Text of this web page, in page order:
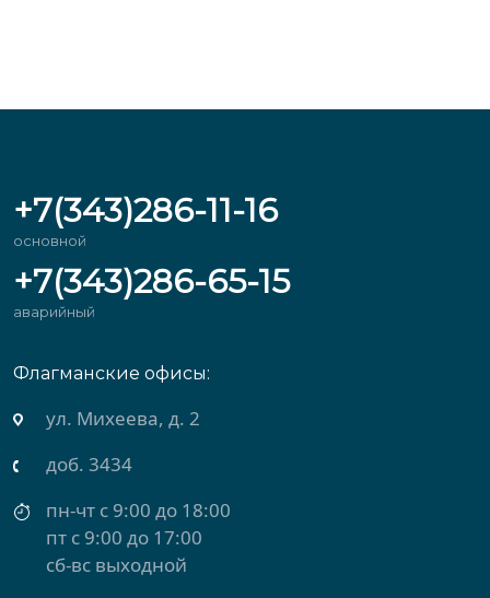
+7(343)286-11-16
основной
+7(343)286-65-15
аварийный
Флагманские офисы:
ул. Михеева, д. 2
доб. 3434
пн-чт с 9:00 до 18:00
пт с 9:00 до 17:00
сб-вс выходной